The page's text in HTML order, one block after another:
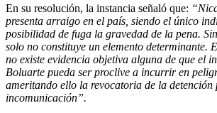
2
minutes,
35
seconds
En su resolución, la instancia señaló que:
presenta arraigo en el país, siendo el único
posibilidad de fuga la gravedad de la pena.
solo no constituye un elemento determinante.
no existe evidencia objetiva alguna de que el
Boluarte pueda ser proclive a incurrir en
ameritando ello la revocatoria de la detención
incomunicación”.